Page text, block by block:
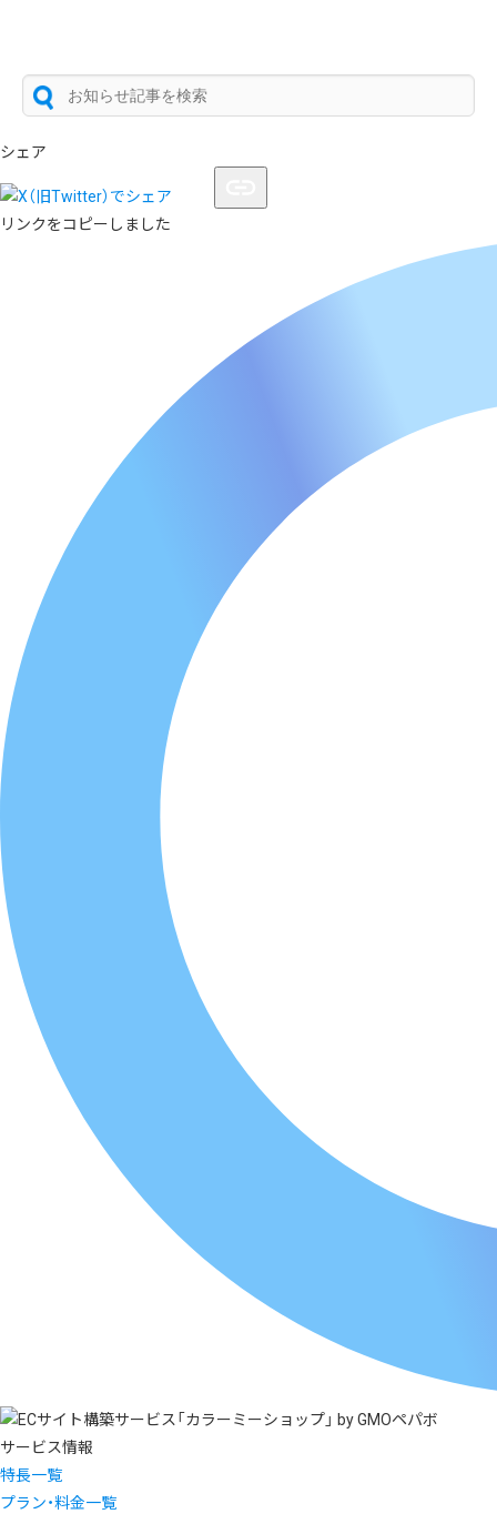
シェア
リンクをコピーしました
サービス情報
特長一覧
プラン・料金一覧